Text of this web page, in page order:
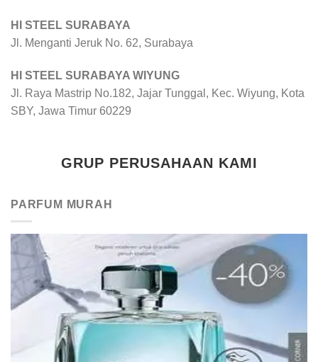
HI STEEL SURABAYA
Jl. Menganti Jeruk No. 62, Surabaya
HI STEEL SURABAYA WIYUNG
Jl. Raya Mastrip No.182, Jajar Tunggal, Kec. Wiyung, Kota
SBY, Jawa Timur 60229
GRUP PERUSAHAAN KAMI
PARFUM MURAH